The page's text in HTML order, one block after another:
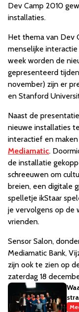
Dev Camp 2010
installaties.
Het thema van Dev
menselijke
week worden de
gepresenteerd
november) zijn er
en Stanford
Naast de
nieuwe installaties
interactief en
Mediamatic.
de installatie
schreeuwen om
breien, een digitale
spelletje ikStaar
je vervolgens op de
vrienden.
Sensor Salon,
Mediamatic Bank,
zijn ook te zien op
zaterdag 18